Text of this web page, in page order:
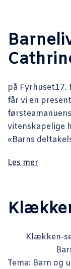
på
får vi en
vitenskapelige
«Barns
Les mer
Klækken-
Barneliv
Tema: Barn og